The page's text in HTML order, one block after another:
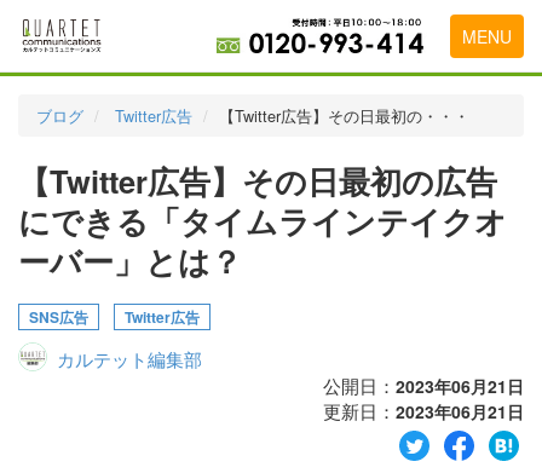
MENU
実績・お客様の声
初めて導入をお考えの方
広告代理店・HP制作会社様へ
ブログ Twitter広告 【Twitter広告】その日最初の・・・
【Twitter広告】その日最初の広告
にできる「タイムラインテイクオ
ーバー」とは？
SNS広告 Twitter広告
カルテット編集部
公開日： 2023年06月21日
更新日： 2023年06月21日